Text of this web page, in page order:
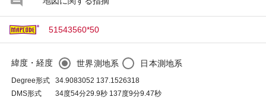
51543560*50
緯度・経度 世界測地系 日本測地系
Degree形式
34.9083052 137.1526318
DMS形式
34度54分29.9秒 137度9分9.47秒